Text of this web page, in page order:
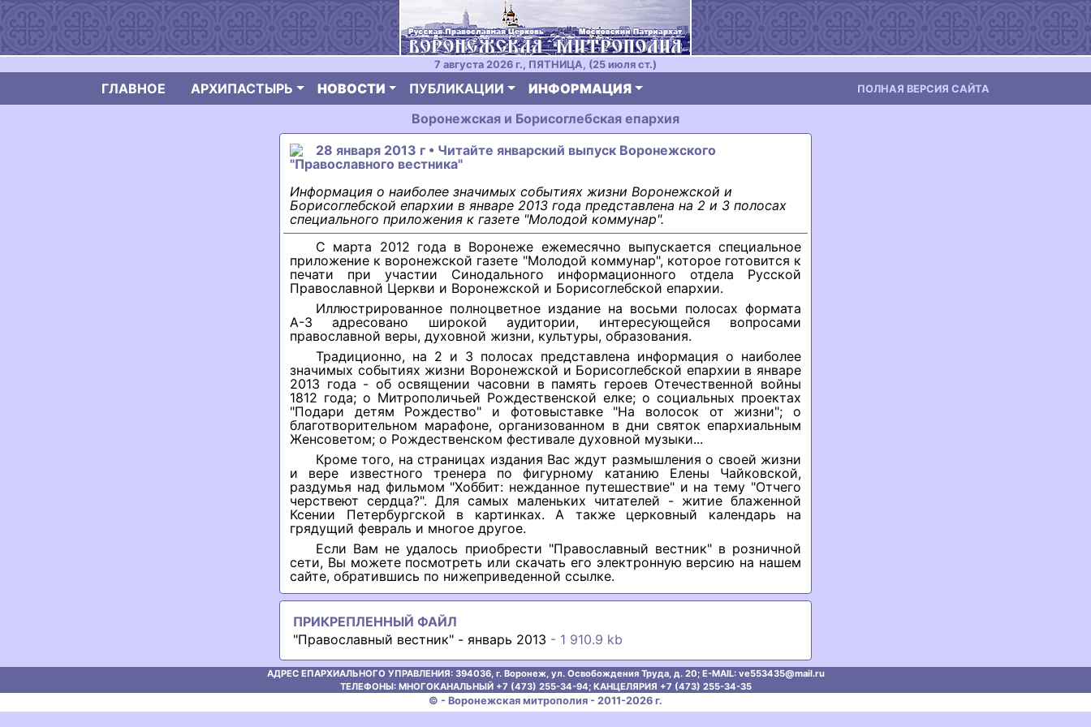
7 августа 2026 г., ПЯТНИЦА, (25 июля ст.)
ГЛАВНОЕ АРХИПАСТЫРЬ НОВОСТИ ПУБЛИКАЦИИ ИНФОРМАЦИЯ ПОЛНАЯ ВЕРСИЯ САЙТА
Воронежская и Борисоглебская епархия
28 января 2013 г • Читайте январский выпуск Воронежского
"Православного вестника"
Информация о наиболее значимых событиях жизни Воронежской и
Борисоглебской епархии в январе 2013 года представлена на 2 и 3 полосах
специального приложения к газете "Молодой коммунар".
С марта 2012 года в Воронеже ежемесячно выпускается специальное
приложение к воронежской газете "Молодой коммунар", которое готовится к
печати при участии Синодального информационного отдела Русской
Православной Церкви и Воронежской и Борисоглебской епархии.
Иллюстрированное полноцветное издание на восьми полосах формата
А-3 адресовано широкой аудитории, интересующейся вопросами
православной веры, духовной жизни, культуры, образования.
Традиционно, на 2 и 3 полосах представлена информация о наиболее
значимых событиях жизни Воронежской и Борисоглебской епархии в январе
2013 года - об освящении часовни в память героев Отечественной войны
1812 года; о Митрополичьей Рождественской елке; о социальных проектах
"Подари детям Рождество" и фотовыставке "На волосок от жизни"; о
благотворительном марафоне, организованном в дни святок епархиальным
Женсоветом; о Рождественском фестивале духовной музыки...
Кроме того, на страницах издания Вас ждут размышления о своей жизни
и вере известного тренера по фигурному катанию Елены Чайковской,
раздумья над фильмом "Хоббит: нежданное путешествие" и на тему "Отчего
черствеют сердца?". Для самых маленьких читателей - житие блаженной
Ксении Петербургской в картинках. А также церковный календарь на
грядущий февраль и многое другое.
Если Вам не удалось приобрести "Православный вестник" в розничной
сети, Вы можете посмотреть или скачать его электронную версию на нашем
сайте, обратившись по нижеприведенной ссылке.
ПРИКРЕПЛЕННЫЙ ФАЙЛ
"Православный вестник" - январь 2013 - 1 910.9 kb
АДРЕС ЕПАРХИАЛЬНОГО УПРАВЛЕНИЯ: 394036, г. Воронеж, ул. Освобождения Труда, д. 20; E-MAIL: ve553435@mаil.ru
ТЕЛЕФОНЫ: МНОГОКАНАЛЬНЫЙ +7 (473) 255-34-94; КАНЦЕЛЯРИЯ +7 (473) 255-34-35
© - Воронежская митрополия - 2011-2026 г.